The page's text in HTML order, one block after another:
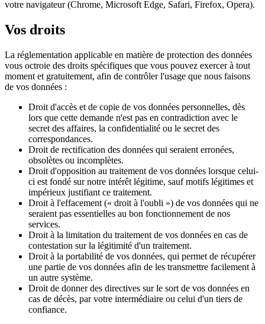
votre navigateur (Chrome, Microsoft Edge, Safari, Firefox, Opera).
Vos droits
La réglementation applicable en matière de protection des données
vous octroie des droits spécifiques que vous pouvez exercer à tout
moment et gratuitement, afin de contrôler l'usage que nous faisons
de vos données :
Droit d'accès et de copie de vos données personnelles, dès
lors que cette demande n'est pas en contradiction avec le
secret des affaires, la confidentialité ou le secret des
correspondances.
Droit de rectification des données qui seraient erronées,
obsolètes ou incomplètes.
Droit d'opposition au traitement de vos données lorsque celui-
ci est fondé sur notre intérêt légitime, sauf motifs légitimes et
impérieux justifiant ce traitement.
Droit à l'effacement (« droit à l'oubli ») de vos données qui ne
seraient pas essentielles au bon fonctionnement de nos
services.
Droit à la limitation du traitement de vos données en cas de
contestation sur la légitimité d'un traitement.
Droit à la portabilité de vos données, qui permet de récupérer
une partie de vos données afin de les transmettre facilement à
un autre système.
Droit de donner des directives sur le sort de vos données en
cas de décès, par votre intermédiaire ou celui d'un tiers de
confiance.